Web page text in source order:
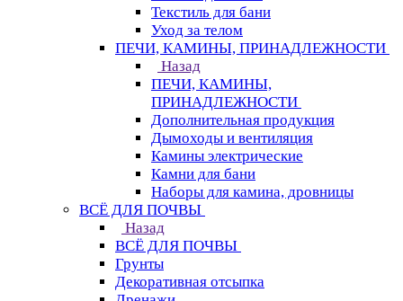
Текстиль для бани
Уход за телом
ПЕЧИ, КАМИНЫ, ПРИНАДЛЕЖНОСТИ
Назад
ПЕЧИ, КАМИНЫ,
ПРИНАДЛЕЖНОСТИ
Дополнительная продукция
Дымоходы и вентиляция
Камины электрические
Камни для бани
Наборы для камина, дровницы
ВСЁ ДЛЯ ПОЧВЫ
Назад
ВСЁ ДЛЯ ПОЧВЫ
Грунты
Декоративная отсыпка